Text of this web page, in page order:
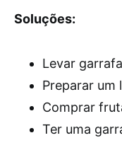
Soluções:
Levar
Preparar um
Comprar
Ter uma